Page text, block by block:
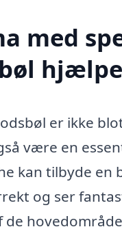
med
er ikke
være en
kan tilbyde en
og ser